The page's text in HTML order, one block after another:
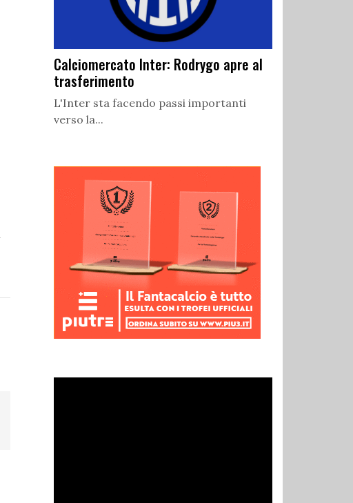
Calciomercato Inter: Rodrygo apre al
trasferimento
L'Inter sta facendo passi importanti
verso la...